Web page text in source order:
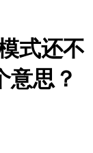
式还不
意思？